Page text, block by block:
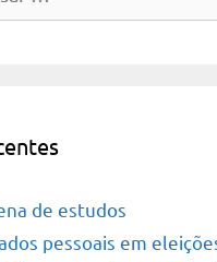
de estudos
pessoais em